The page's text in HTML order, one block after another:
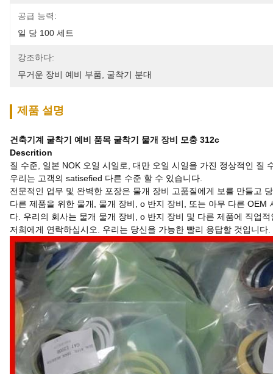
공급 능력:
일 당 100 세트
강조하다:
무거운 장비 예비 부품
굴착기 분대
제품 설명
건축기계 굴착기 예비 품목 굴착기 물개 장비 모충 312c
Descrition
질 수준, 일본 NOK 오일 시일로, 대만 오일 시일을 가진 정상적인 질
우리는 고객의 satisefied 다른 수준 할 수 있습니다.
전문적인 업무 및 완벽한 포장은 물개 장비 고품질에게 보를 만들고
다른 제품을 위한 물개, 물개 장비, o 반지 장비, 또는 아무 다른
다. 우리의 회사는 물개 물개 장비, o 반지 장비 및 다른 제품에 직업
저희에게 연락하십시오. 우리는 당신을 가능한 빨리 응답할 것입니다.